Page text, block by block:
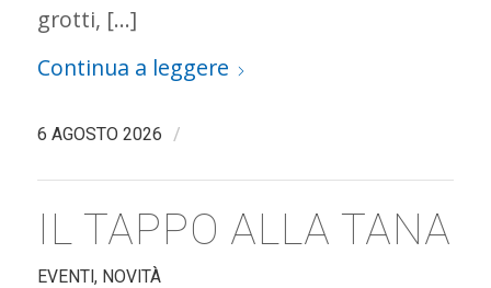
grotti, […]
Continua a leggere
6 AGOSTO 2026 /
IL TAPPO ALLA TANA
EVENTI, NOVITÀ